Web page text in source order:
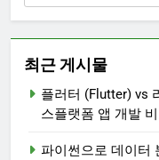
최근 게시물
플러터 (Flutter) vs
스플랫폼 앱 개발
파이썬으로 데이터